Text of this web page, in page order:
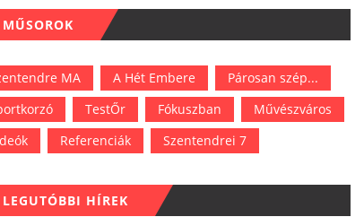
MŰSOROK
MA A Hét Embere
Párosan szép...
TestŐr Fókuszban
Művészváros
Referenciák Szentendrei 7
LEGUTÓBBI HÍREK